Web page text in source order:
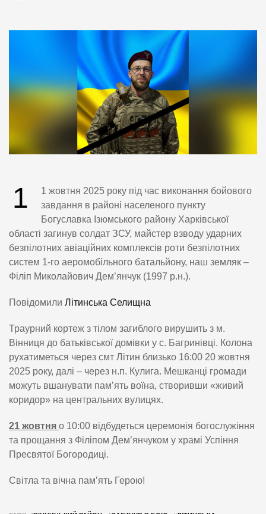
1
1 жовтня 2025 року під час виконання бойового
завдання в районі населеного пункту
Богуславка Ізюмського району Харківської
області загинув солдат ЗСУ, майстер взводу ударних
безпілотних авіаційних комплексів роти безпілотних
систем 1-го аеромобільного батальйону, наш земляк –
Філіп Миколайович Дем’янчук (1997 р.н.).
Повідомили Літинська Селищна
Траурний кортеж з тілом загиблого вирушить з м.
Вінниця до батьківської домівки у с. Багринівці. Колона
рухатиметься через смт Літин близько 16:00 20 жовтня
2025 року, далі – через н.п. Кулига. Мешканці громади
можуть вшанувати пам’ять воїна, створивши «живий
коридор» на центральних вулицях.
21 жовтня о 10:00 відбудеться церемонія богослужіння
та прощання з Філіпом Дем’янчуком у храмі Успіння
Пресвятої Богородиці.
Світла та вічна пам’ять Герою!